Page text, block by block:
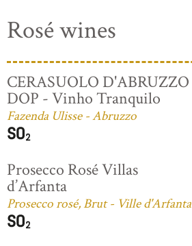
Rosé wines
CERASUOLO D'ABRUZZO
DOP - Vinho Tranquilo
Fazenda Ulisse - Abruzzo
Prosecco Rosé Villas
d’Arfanta
Prosecco rosé, Brut - Ville d'Arfanta